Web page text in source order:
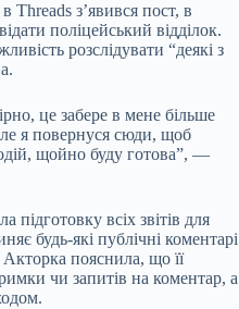
Threads з’явився пост, в
поліцейський відділок.
розслідувати “деякі з
це забере в мене більше
я повернуся сюди, щоб
щойно буду готова”, —
підготовку всіх звітів для
будь-які публічні коментарі
пояснила, що її
чи запитів на коментар, а